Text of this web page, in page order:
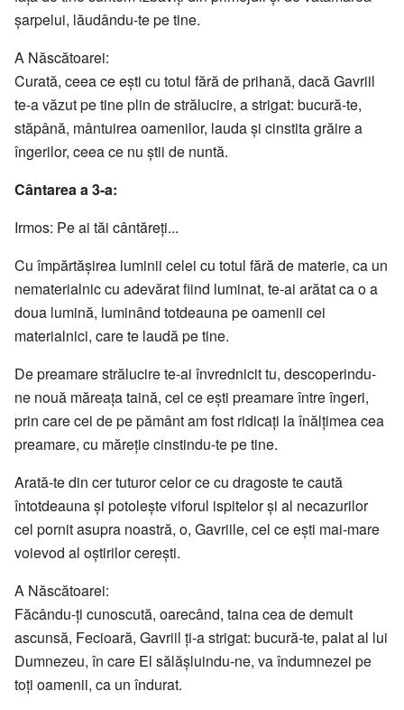
şarpelui, lăudându-te pe tine.
A Născătoarei:
Curată, ceea ce eşti cu totul fără de prihană, dacă Gavriil
te-a văzut pe tine plin de strălucire, a strigat: bucură-te,
stăpână, mântuirea oamenilor, lauda şi cinstita grăire a
îngerilor, ceea ce nu ştii de nuntă.
Cântarea a 3-a:
Irmos: Pe ai tăi cântăreţi...
Cu împărtăşirea luminii celei cu totul fără de materie, ca un
nematerialnic cu adevărat fiind luminat, te-ai arătat ca o a
doua lumină, luminând totdeauna pe oamenii cei
materialnici, care te laudă pe tine.
De preamare strălucire te-ai învrednicit tu, descoperindu-
ne nouă măreaţa taină, cel ce eşti preamare între îngeri,
prin care cei de pe pământ am fost ridicaţi la înălţimea cea
preamare, cu măreţie cinstindu-te pe tine.
Arată-te din cer tuturor celor ce cu dragoste te caută
întotdeauna şi potoleşte viforul ispitelor şi al necazurilor
cel pornit asupra noastră, o, Gavriile, cel ce eşti mai-mare
voievod al oştirilor cereşti.
A Născătoarei:
Făcându-ţi cunoscută, oarecând, taina cea de demult
ascunsă, Fecioară, Gavriil ţi-a strigat: bucură-te, palat al lui
Dumnezeu, în care El sălăşluindu-ne, va îndumnezei pe
toţi oamenii, ca un îndurat.